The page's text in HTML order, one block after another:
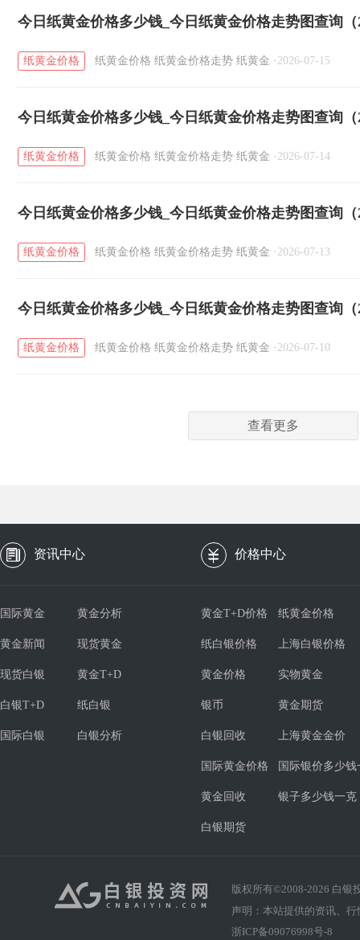
今日纸黄金价格多少钱_今日纸黄金价格走势图查询（
纸黄金价格 纸黄金价格 纸黄金价格走势 纸黄金 · 2026-07-15
今日纸黄金价格多少钱_今日纸黄金价格走势图查询（
纸黄金价格 纸黄金价格 纸黄金价格走势 纸黄金 · 2026-07-14
今日纸黄金价格多少钱_今日纸黄金价格走势图查询（
纸黄金价格 纸黄金价格 纸黄金价格走势 纸黄金 · 2026-07-13
今日纸黄金价格多少钱_今日纸黄金价格走势图查询（
纸黄金价格 纸黄金价格 纸黄金价格走势 纸黄金 · 2026-07-10
查看更多
资讯中心 价格中心
国际黄金 黄金分析
黄金新闻 现货黄金
现货白银 黄金T+D
白银T+D 纸白银
国际白银 白银分析
黄金T+D价格 纸黄金价格
纸白银价格 上海白银价格
黄金价格 实物黄金
银币 黄金期货
白银回收 上海黄金金价
国际黄金价格 国际银价多少钱
黄金回收 银子多少钱一克
白银期货
版权所有©2008-2026 白银
声明：本站提供的资讯、
浙ICP备09076998号-8